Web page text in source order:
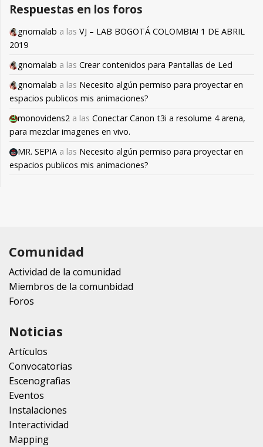
Respuestas en los foros
gnomalab a las VJ – LAB BOGOTÁ COLOMBIA! 1 DE ABRIL
2019
gnomalab a las Crear contenidos para Pantallas de Led
gnomalab a las Necesito algún permiso para proyectar en
espacios publicos mis animaciones?
monovidens2 a las Conectar Canon t3i a resolume 4 arena,
para mezclar imagenes en vivo.
MR. SEPIA a las Necesito algún permiso para proyectar en
espacios publicos mis animaciones?
Comunidad
Actividad de la comunidad
Miembros de la comunbidad
Foros
Noticias
Artículos
Convocatorias
Escenografias
Eventos
Instalaciones
Interactividad
Mapping